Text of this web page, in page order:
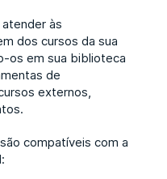
às
dos cursos da sua
os em sua biblioteca
de
externos,
compatíveis com a